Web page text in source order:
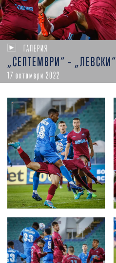
ГАЛЕРИЯ
„СЕПТЕМВРИ“ – „ЛЕВСКИ“
17 октомври 2022